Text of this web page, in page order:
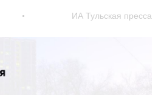
ИА Тульская пресса